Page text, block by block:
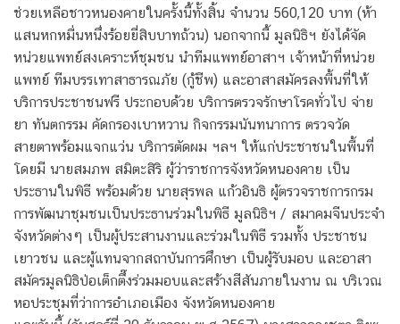
ช่วยเหลือชาวหนองคายในครั้งนี้ทั้งสิ้น จำนวน 560,120 บาท (ห้า
แสนหกหมื่นหนึ่งร้อยยี่สิบบาทถ้วน) นอกจากนี้ มูลนิธิฯ ยังได้จัด
หน่วยแพทย์สงเคราะห์ชุมชน นำทีมแพทย์อาสาฯ เจ้าหน้าที่หน่วย
แพทย์ ทีมบรรเทาสาธารณภัย (กู้ชีพ) และอาสาสมัครลงพื้นที่ให้
บริการประชาชนฟรี ประกอบด้วย บริการตรวจรักษาโรคทั่วไป จ่าย
ยา ทันตกรรม คัดกรองเบาหวาน กิจกรรมนันทนาการ ตรวจวัด
สายตาพร้อมแจกแว่น บริการตัดผม ฯลฯ ให้แก่ประชาชนในพื้นที่
โดยมี นายสมภพ สมิตะสิริ ผู้ว่าราชการจังหวัดหนองคาย เป็น
ประธานในพิธี พร้อมด้วย นายสุรพล แก้วอินธิ ผู้ตรวจราชการกรม
การพัฒนาชุมชนเป็นประธานร่วมในพิธี มูลนิธิฯ / สมาคมจีนประจำ
จังหวัดต่างๆ เป็นผู้ประสานงานและร่วมในพิธี รวมทั้ง ประชาชน
เยาวชน และผู้แทนจากสถาบันการศึกษา เป็นผู้รับมอบ และอาสา
สมัครมูลนิธิป่อเต็กตึ๊งร่วมมอบและสร้างสีสันภายในงาน ณ บริเวณ
หอประชุมที่ว่าการอำเภอเมือง จังหวัดหนองคาย